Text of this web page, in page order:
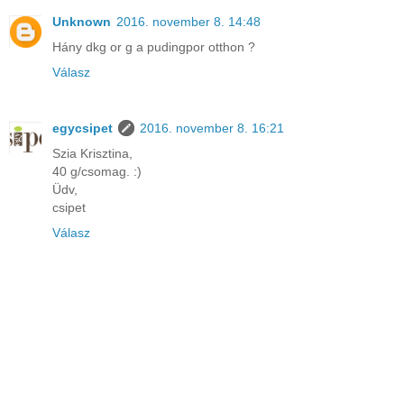
Unknown 2016. november 8. 14:48
Hány dkg or g a pudingpor otthon ?
Válasz
egycsipet
2016. november 8. 16:21
Szia Krisztina,
40 g/csomag. :)
Üdv,
csipet
Válasz